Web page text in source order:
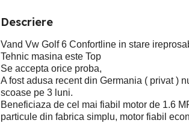
Descriere
Vand Vw Golf 6 Confortline in stare
Tehnic masina este Top
Se accepta orice proba,
A fost adusa recent din Germania ( privat )
scoase pe 3 luni.
Beneficiaza de cel mai fiabil motor de 1.6
particule din fabrica simplu, motor fiabil